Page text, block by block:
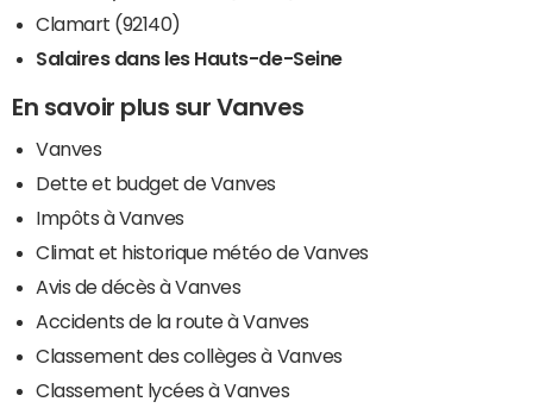
Clamart (92140)
Salaires dans les Hauts-de-Seine
En savoir plus sur Vanves
Vanves
Dette et budget de Vanves
Impôts à Vanves
Climat et historique météo de Vanves
Avis de décès à Vanves
Accidents de la route à Vanves
Classement des collèges à Vanves
Classement lycées à Vanves